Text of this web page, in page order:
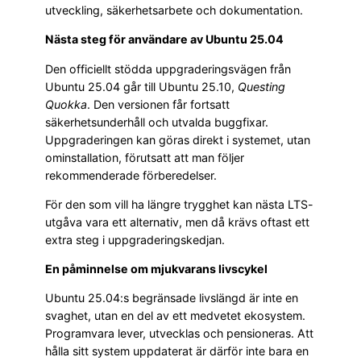
utveckling, säkerhetsarbete och dokumentation.
Nästa steg för användare av Ubuntu 25.04
Den officiellt stödda uppgraderingsvägen från
Ubuntu 25.04 går till Ubuntu 25.10, Questing
Quokka. Den versionen får fortsatt
säkerhetsunderhåll och utvalda buggfixar.
Uppgraderingen kan göras direkt i systemet, utan
ominstallation, förutsatt att man följer
rekommenderade förberedelser.
För den som vill ha längre trygghet kan nästa LTS-
utgåva vara ett alternativ, men då krävs oftast ett
extra steg i uppgraderingskedjan.
En påminnelse om mjukvarans livscykel
Ubuntu 25.04:s begränsade livslängd är inte en
svaghet, utan en del av ett medvetet ekosystem.
Programvara lever, utvecklas och pensioneras. Att
hålla sitt system uppdaterat är därför inte bara en